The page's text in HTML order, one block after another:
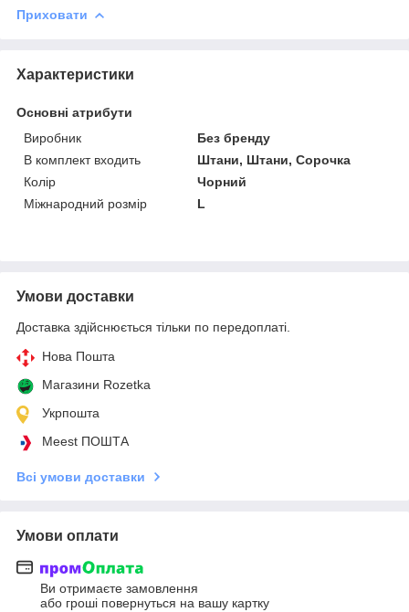
Приховати
Характеристики
Основні атрибути
Виробник
Без бренду
В комплект входить
Штани, Штани, Сорочка
Колір
Чорний
Міжнародний розмір
L
Умови доставки
Доставка здійснюється тільки по передоплаті.
Нова Пошта
Магазини Rozetka
Укрпошта
Meest ПОШТА
Всі умови доставки
Умови оплати
Ви отримаєте замовлення
або гроші повернуться на вашу картку